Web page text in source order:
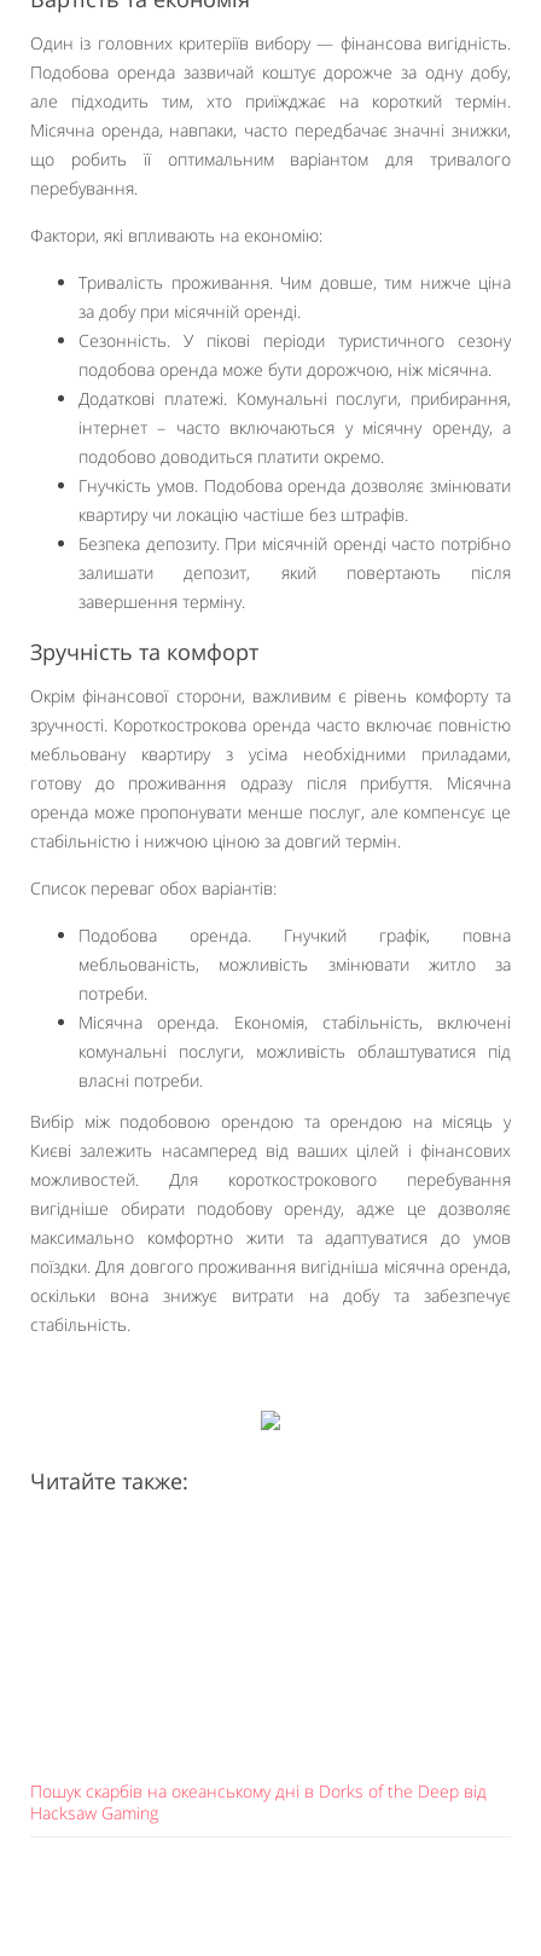
Один із головних критеріїв вибору — фінансова вигідність.
Подобова оренда зазвичай коштує дорожче за одну добу,
але підходить тим, хто приїжджає на короткий термін.
Місячна оренда, навпаки, часто передбачає значні знижки,
що робить її оптимальним варіантом для тривалого
перебування.
Фактори, які впливають на економію:
Тривалість проживання. Чим довше, тим нижче ціна
за добу при місячній оренді.
Сезонність. У пікові періоди туристичного сезону
подобова оренда може бути дорожчою, ніж місячна.
Додаткові платежі. Комунальні послуги, прибирання,
інтернет – часто включаються у місячну оренду, а
подобово доводиться платити окремо.
Гнучкість умов. Подобова оренда дозволяє змінювати
квартиру чи локацію частіше без штрафів.
Безпека депозиту. При місячній оренді часто потрібно
залишати депозит, який повертають після
завершення терміну.
Зручність та комфорт
Окрім фінансової сторони, важливим є рівень комфорту та
зручності. Короткострокова оренда часто включає повністю
мебльовану квартиру з усіма необхідними приладами,
готову до проживання одразу після прибуття. Місячна
оренда може пропонувати менше послуг, але компенсує це
стабільністю і нижчою ціною за довгий термін.
Список переваг обох варіантів:
Подобова оренда. Гнучкий графік, повна
мебльованість, можливість змінювати житло за
потреби.
Місячна оренда. Економія, стабільність, включені
комунальні послуги, можливість облаштуватися під
власні потреби.
Вибір між подобовою орендою та орендою на місяць у
Києві залежить насамперед від ваших цілей і фінансових
можливостей. Для короткострокового перебування
вигідніше обирати подобову оренду, адже це дозволяє
максимально комфортно жити та адаптуватися до умов
поїздки. Для довгого проживання вигідніша місячна оренда,
оскільки вона знижує витрати на добу та забезпечує
стабільність.
Читайте также:
Пошук скарбів на океанському дні в Dorks of the Deep від
Hacksaw Gaming